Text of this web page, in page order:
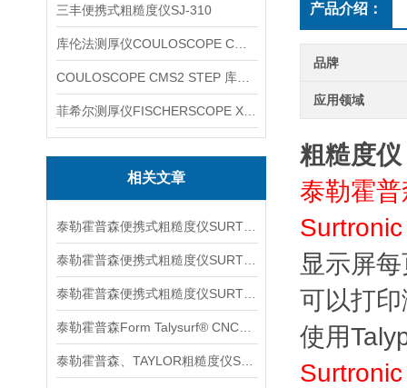
三丰便携式粗糙度仪SJ-310
相关文章
产品介绍：
品牌
应用领域
粗糙度仪
泰勒霍
显示屏
可以打
使用